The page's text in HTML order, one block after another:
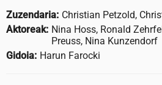
Zuzendaria: Christian Petzold,
Aktoreak: Nina Hoss, Ronald
Preuss, Nina Kunzendorf
Gidoia: Harun Farocki